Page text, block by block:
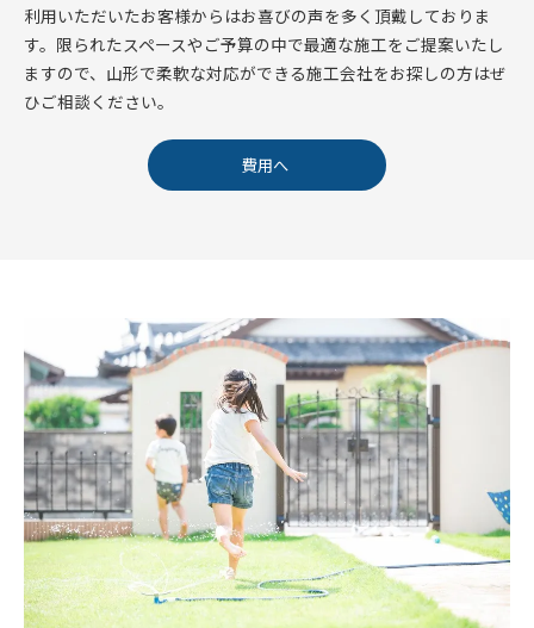
利用いただいたお客様からはお喜びの声を多く頂戴しておりま
す。限られたスペースやご予算の中で最適な施工をご提案いたし
ますので、山形で柔軟な対応ができる施工会社をお探しの方はぜ
ひご相談ください。
費用へ